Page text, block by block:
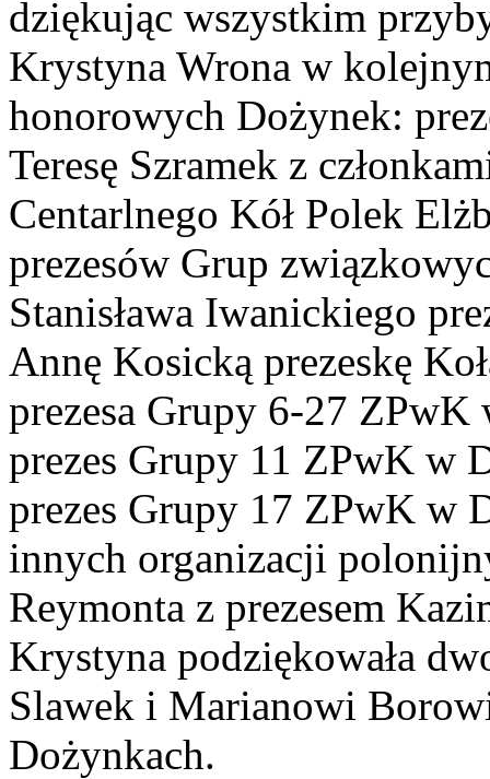
dziękując wszystkim
Krystyna Wrona w
honorowych Dożynek:
Teresę Szramek z
Centarlnego Kół Polek
prezesów Grup
Stanisława Iwanickiego
Annę Kosicką prezeskę
prezesa Grupy 6-27 ZPwK
prezes Grupy 11 ZPwK w
prezes Grupy 17 ZPwK w
innych organizacji
Reymonta z prezesem
Krystyna podziękowała
Slawek i Marianowi
Dożynkach.